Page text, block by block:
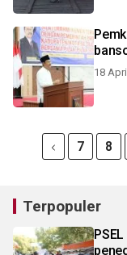
18
7 8
Terpopuler